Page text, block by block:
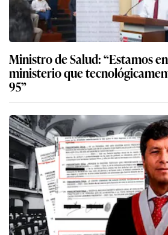
Ministro de Salud: “Estamos
ministerio que
95”